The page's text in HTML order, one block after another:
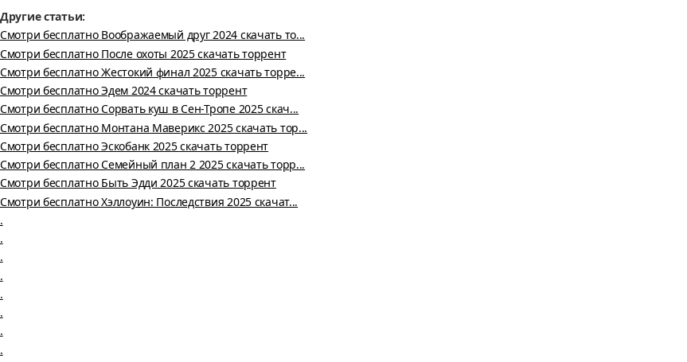
Другие статьи:
Смотри бесплатно Воображаемый друг 2024 скачать то...
Смотри бесплатно После охоты 2025 скачать торрент
Смотри бесплатно Жестокий финал 2025 скачать торре...
Смотри бесплатно Эдем 2024 скачать торрент
Смотри бесплатно Сорвать куш в Сен-Тропе 2025 скач...
Смотри бесплатно Монтана Маверикс 2025 скачать тор...
Смотри бесплатно Эскобанк 2025 скачать торрент
Смотри бесплатно Семейный план 2 2025 скачать торр...
Смотри бесплатно Быть Эдди 2025 скачать торрент
Смотри бесплатно Хэллоуин: Последствия 2025 скачат...
.
.
.
.
.
.
.
.